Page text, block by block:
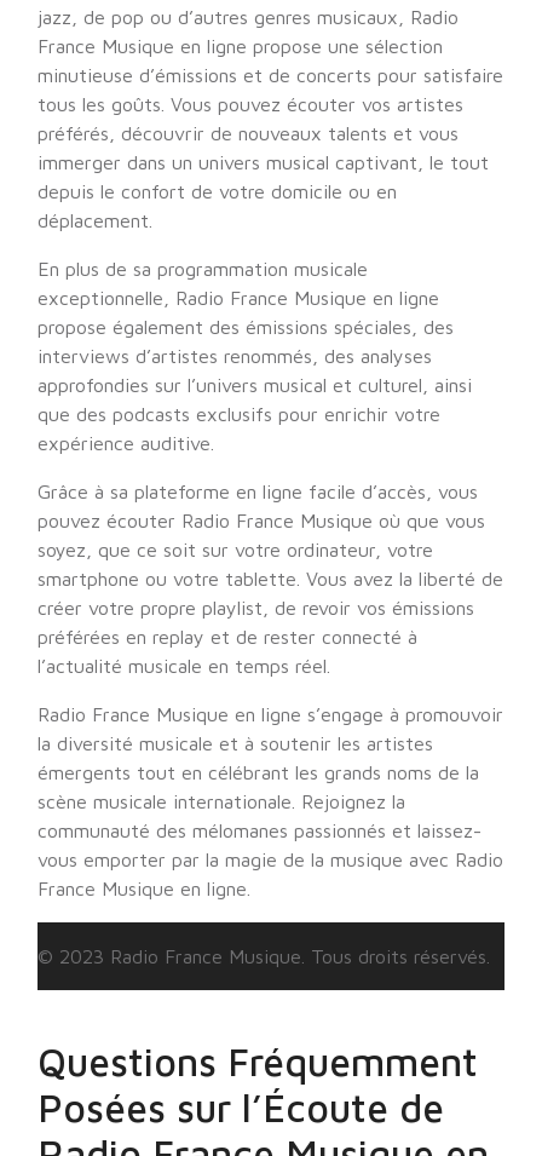
jazz, de pop ou d’autres genres musicaux, Radio
France Musique en ligne propose une sélection
minutieuse d’émissions et de concerts pour satisfaire
tous les goûts. Vous pouvez écouter vos artistes
préférés, découvrir de nouveaux talents et vous
immerger dans un univers musical captivant, le tout
depuis le confort de votre domicile ou en
déplacement.
En plus de sa programmation musicale
exceptionnelle, Radio France Musique en ligne
propose également des émissions spéciales, des
interviews d’artistes renommés, des analyses
approfondies sur l’univers musical et culturel, ainsi
que des podcasts exclusifs pour enrichir votre
expérience auditive.
Grâce à sa plateforme en ligne facile d’accès, vous
pouvez écouter Radio France Musique où que vous
soyez, que ce soit sur votre ordinateur, votre
smartphone ou votre tablette. Vous avez la liberté de
créer votre propre playlist, de revoir vos émissions
préférées en replay et de rester connecté à
l’actualité musicale en temps réel.
Radio France Musique en ligne s’engage à promouvoir
la diversité musicale et à soutenir les artistes
émergents tout en célébrant les grands noms de la
scène musicale internationale. Rejoignez la
communauté des mélomanes passionnés et laissez-
vous emporter par la magie de la musique avec Radio
France Musique en ligne.
© 2023 Radio France Musique. Tous droits réservés.
Questions Fréquemment
Posées sur l’Écoute de